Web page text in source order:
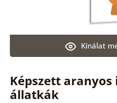
Képszett aranyos
állatkák
Kínálat